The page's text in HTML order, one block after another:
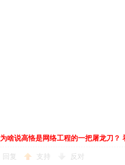
为啥说高恪是网络工程的一把屠龙刀？
回复 支持 反对